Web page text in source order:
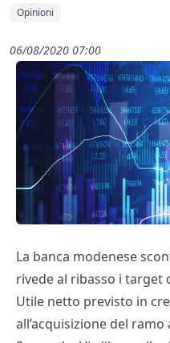
Opinioni
06/08/2020 07:00
La banca modenese
rivede al ribasso i target
Utile netto previsto in
all’acquisizione del